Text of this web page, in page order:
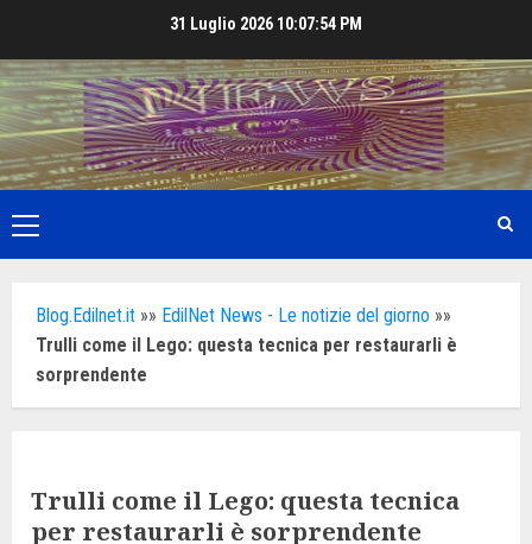
content
31 Luglio 2026 10:07:56 PM
Primary
Menu
Blog.Edilnet.it »» EdilNet News - Le notizie del giorno »»
Trulli come il Lego: questa tecnica per restaurarli è
sorprendente
Trulli come il Lego: questa tecnica
per restaurarli è sorprendente